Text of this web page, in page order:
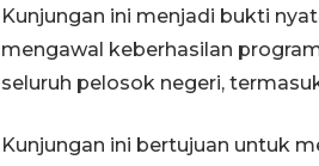
Kunjungan ini menjadi bukti
mengawal keberhasilan
seluruh pelosok negeri,
Kunjungan ini bertujuan untuk